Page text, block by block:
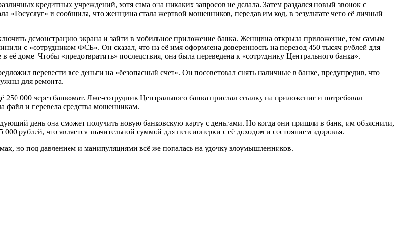
кредитных учреждений, хотя сама она никаких запросов не делала. Затем раздался новый звонок с
«Госуслуг» и сообщила, что женщина стала жертвой мошенников, передав им код, в результате чего её личный
демонстрацию экрана и зайти в мобильное приложение банка. Женщина открыла приложение, тем самым
с «сотрудником ФСБ». Он сказал, что на её имя оформлена доверенность на перевод 450 тысяч рублей для
доме. Чтобы «предотвратить» последствия, она была переведена к «сотруднику Центрального банка».
перевести все деньги на «безопасный счет». Он посоветовал снять наличные в банке, предупредив, что
для ремонта.
000 через банкомат. Лже-сотрудник Центрального банка прислал ссылку на приложение и потребовал
файл и перевела средства мошенникам.
день она сможет получить новую банковскую карту с деньгами. Но когда они пришли в банк, им объяснили,
рублей, что является значительной суммой для пенсионерки с её доходом и состоянием здоровья.
но под давлением и манипуляциями всё же попалась на удочку злоумышленников.